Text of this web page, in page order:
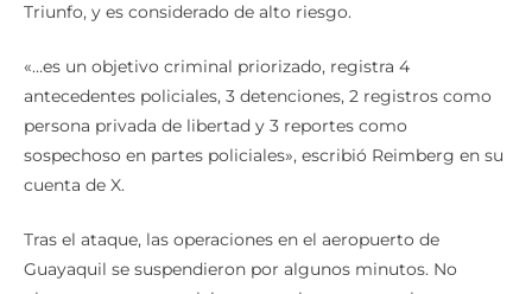
Triunfo, y es considerado de alto riesgo.
«…es un objetivo criminal priorizado, registra 4
antecedentes policiales, 3 detenciones, 2 registros como
persona privada de libertad y 3 reportes como
sospechoso en partes policiales», escribió Reimberg en su
cuenta de X.
Tras el ataque, las operaciones en el aeropuerto de
Guayaquil se suspendieron por algunos minutos. No